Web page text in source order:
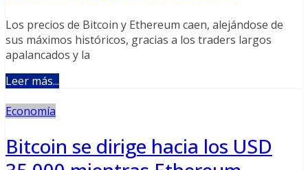
Los precios de Bitcoin y Ethereum caen, alejándose de
sus máximos históricos, gracias a los traders largos
apalancados y la
Leer más...
Economía
Bitcoin se dirige hacia los USD